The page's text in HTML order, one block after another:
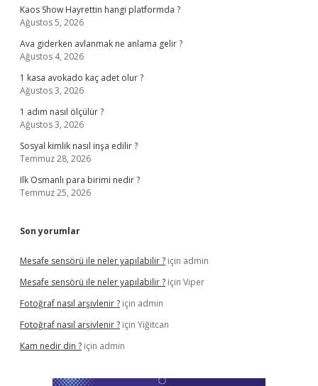
Kaos Show Hayrettin hangi platformda ?
Ağustos 5, 2026
Ava giderken avlanmak ne anlama gelir ?
Ağustos 4, 2026
1 kasa avokado kaç adet olur ?
Ağustos 3, 2026
1 adım nasıl ölçülür ?
Ağustos 3, 2026
Sosyal kimlik nasıl inşa edilir ?
Temmuz 28, 2026
Ilk Osmanlı para birimi nedir ?
Temmuz 25, 2026
Son yorumlar
Mesafe sensörü ile neler yapılabilir ? için admin
Mesafe sensörü ile neler yapılabilir ? için Viper
Fotoğraf nasıl arşivlenir ? için admin
Fotoğraf nasıl arşivlenir ? için Yiğitcan
Kam nedir din ? için admin